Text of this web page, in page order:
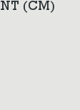
(CM)